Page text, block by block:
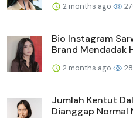
2 months ago
Bio Instagram
Brand Mendadak
2 months ago
Jumlah Kentut
Dianggap Normal